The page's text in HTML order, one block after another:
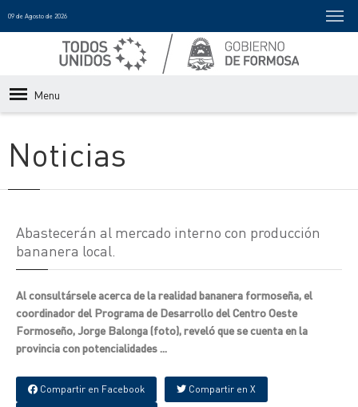
09 de Agosto de 2026
Menu
Noticias
Abastecerán al mercado interno con producción
bananera local.
Al consultársele acerca de la realidad bananera formoseña, el
coordinador del Programa de Desarrollo del Centro Oeste
Formoseño, Jorge Balonga (foto), reveló que se cuenta en la
provincia con potencialidades ...
Compartir en Facebook Compartir en X